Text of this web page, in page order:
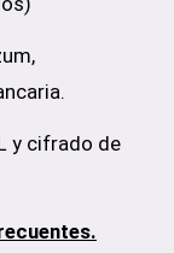
y cifrado de